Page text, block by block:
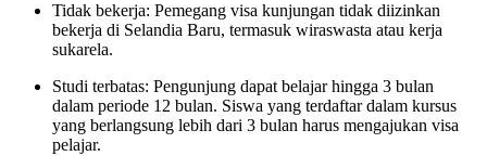
Tidak bekerja: Pemegang visa kunjungan tidak diizinkan
bekerja di Selandia Baru, termasuk wiraswasta atau kerja
sukarela.
Studi terbatas: Pengunjung dapat belajar hingga 3 bulan
dalam periode 12 bulan. Siswa yang terdaftar dalam kursus
yang berlangsung lebih dari 3 bulan harus mengajukan visa
pelajar.